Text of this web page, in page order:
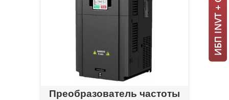
Преобразователь частоты